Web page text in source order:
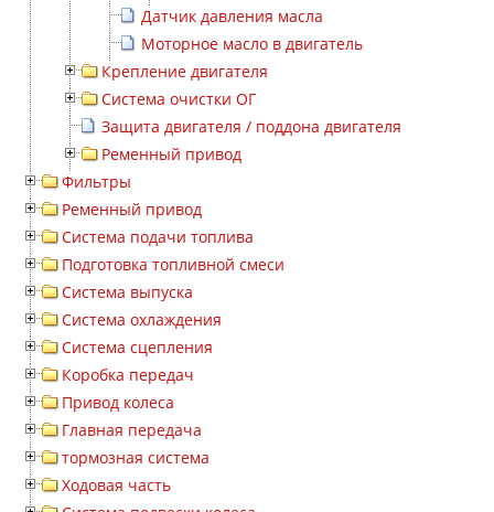
Датчик давления масла
Моторное масло в двигатель
Крепление двигателя
Система очистки ОГ
Защита двигателя / поддона двигателя
Ременный привод
Фильтры
Ременный привод
Система подачи топлива
Подготовка топливной смеси
Система выпуска
Система охлаждения
Система сцепления
Коробка передач
Привод колеса
Главная передача
тормозная система
Ходовая часть